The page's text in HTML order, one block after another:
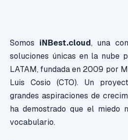
Somos iNBest.cloud, una
soluciones únicas en la nube
LATAM, fundada en 2009 por
Luis Cosio (CTO). Un
grandes aspiraciones de
ha demostrado que el miedo
vocabulario.